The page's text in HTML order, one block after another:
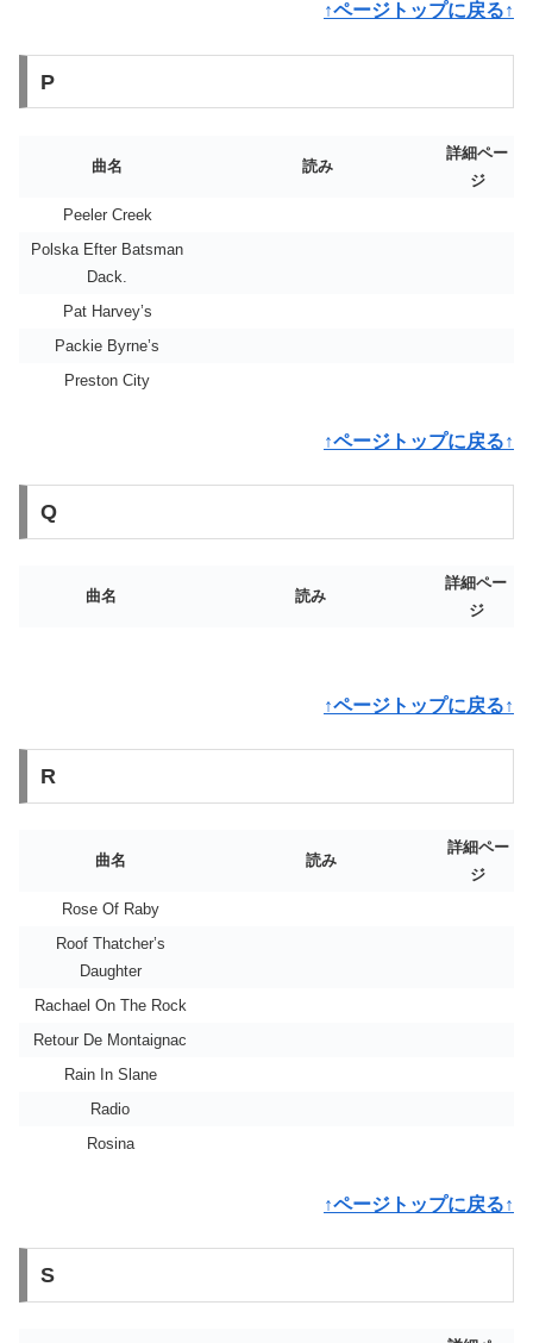
↑ページトップに戻る↑
P
曲名 読み
詳細ペー
ジ
Peeler Creek
Polska Efter Batsman
Dack.
Pat Harvey’s
Packie Byrne’s
Preston City
↑ページトップに戻る↑
Q
曲名 読み
詳細ペー
ジ
↑ページトップに戻る↑
R
曲名 読み
詳細ペー
ジ
Rose Of Raby
Roof Thatcher’s
Daughter
Rachael On The Rock
Retour De Montaignac
Rain In Slane
Radio
Rosina
↑ページトップに戻る↑
S